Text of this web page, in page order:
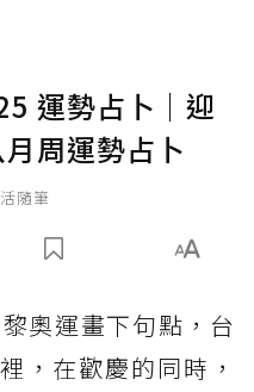
運勢占卜｜迎
周運勢占卜
隨筆
奧運畫下句點，台
，在歡慶的同時，